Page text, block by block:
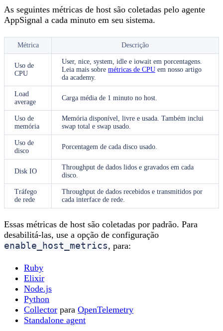
As seguintes métricas de host são coletadas pelo agente
AppSignal a cada minuto em seu sistema.
Métrica Descrição
Uso de
CPU
User, nice, system, idle e iowait em porcentagens.
Leia mais sobre métricas de CPU em nosso artigo
da academy.
Load
average
Carga média de 1 minuto no host.
Uso de
memória
Memória disponível, livre e usada. Também inclui
swap total e swap usado.
Uso de
disco
Porcentagem de cada disco usado.
Disk IO
Throughput de dados lidos e gravados em cada
disco.
Tráfego
de rede
Throughput de dados recebidos e transmitidos por
cada interface de rede.
Essas métricas de host são coletadas por padrão. Para
desabilitá-las, use a opção de configuração
enable_host_metrics, para:
Ruby
Elixir
Node.js
Python
Collector para OpenTelemetry
Standalone agent